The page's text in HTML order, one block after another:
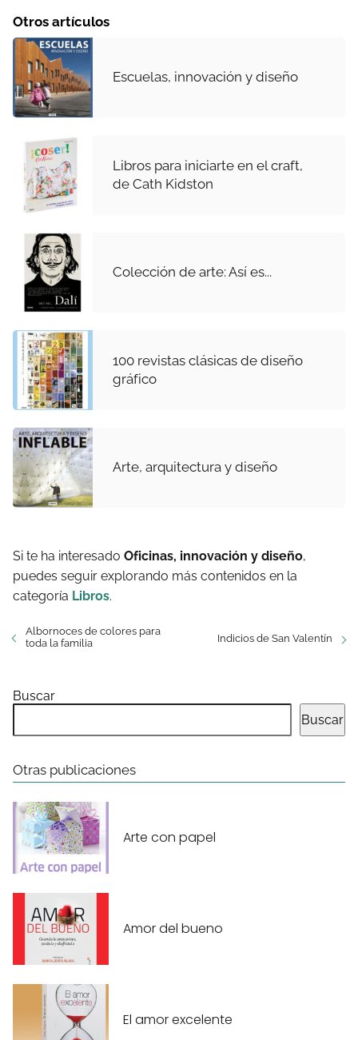
Otros artículos
Escuelas, innovación y diseño
Libros para iniciarte en el craft,
de Cath Kidston
Colección de arte: Así es...
100 revistas clásicas de diseño
gráfico
Arte, arquitectura y diseño
Si te ha interesado Oficinas, innovación y diseño,
puedes seguir explorando más contenidos en la
categoría Libros.
Albornoces de colores para
toda la familia
Indicios de San Valentín
Buscar
Buscar
Otras publicaciones
Arte con papel
Amor del bueno
El amor excelente